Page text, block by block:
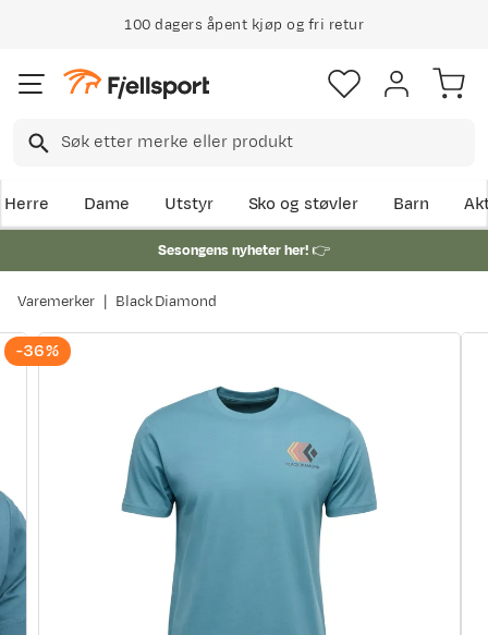
100 dagers åpent kjøp og fri retur
Herre Dame Utstyr Sko og støvler Barn
Sesongens nyheter her!👉
Varemerker Black Diamond
-36%